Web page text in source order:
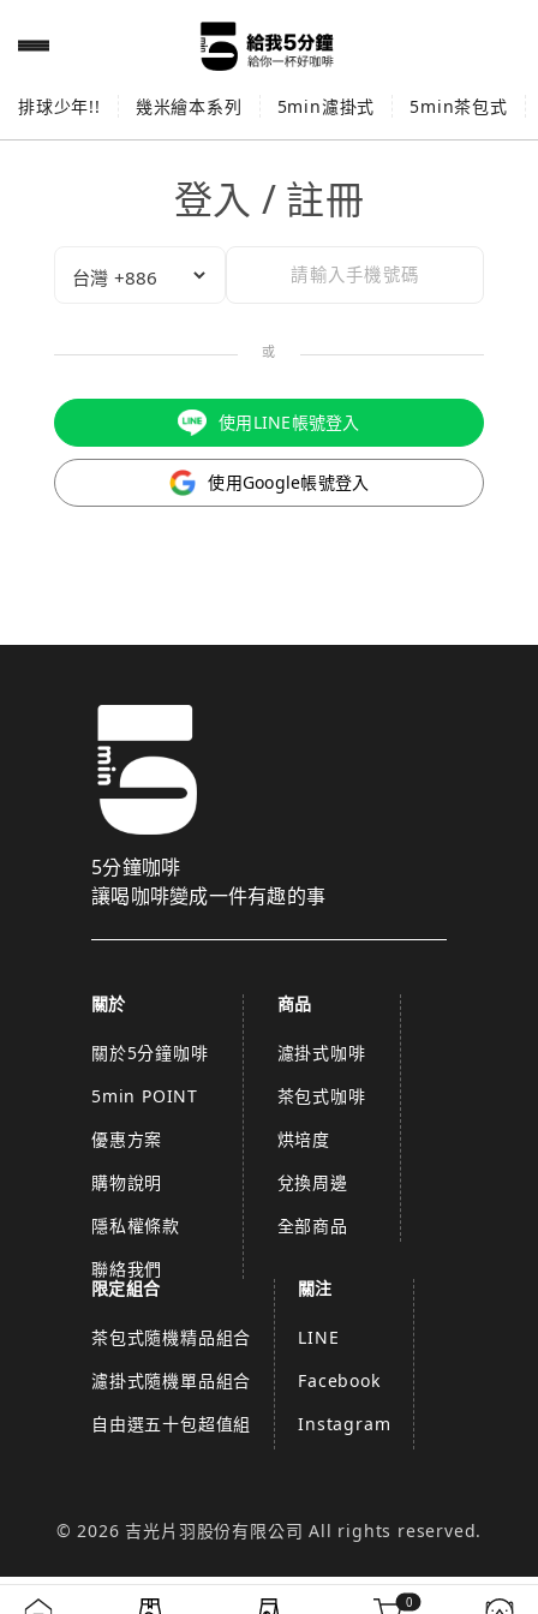
排球少年!! 幾米繪本系列 5min濾掛式 5min茶包式
登入 / 註冊
或
使用LINE帳號登入
使用Google帳號登入
5分鐘咖啡
讓喝咖啡變成一件有趣的事
關於
關於5分鐘咖啡
5min POINT
優惠方案
購物說明
隱私權條款
聯絡我們
商品
濾掛式咖啡
茶包式咖啡
烘培度
兌換周邊
全部商品
限定組合
茶包式隨機精品組合
濾掛式隨機單品組合
自由選五十包超值組
關注
LINE
Facebook
Instagram
© 2026 吉光片羽股份有限公司 All rights reserved.
0
取消
驗證碼已成功發送至您的手機門號！
為了維護您的權益，請於 10 分鐘內填寫認證碼。